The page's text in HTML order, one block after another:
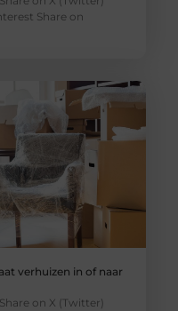
Share on
verhuizen in of naar
on X (Twitter)